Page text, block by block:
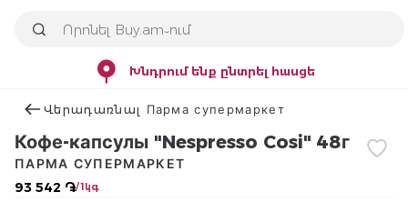
Խնդրում ենք ընտրել հասցե
Վերադառնալ Парма супермаркет
Кофе-капсулы "Nespresso Cosi" 48г
93 542 ֏/ 1կգ
ПАРМА СУПЕРМАРКЕТ